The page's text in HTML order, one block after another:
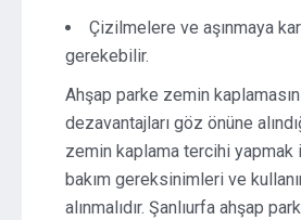
Çizilmelere ve aşınmaya
gerekebilir.
Ahşap parke zemin
dezavantajları göz önüne
zemin kaplama tercihi yapmak
bakım gereksinimleri ve
alınmalıdır. Şanlıurfa ahşap